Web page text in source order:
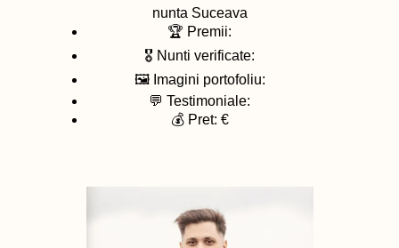
nunta Suceava
🏆 Premii:
🎖️ Nunti verificate:
🖼️ Imagini portofoliu:
💬 Testimoniale:
💰 Pret: €